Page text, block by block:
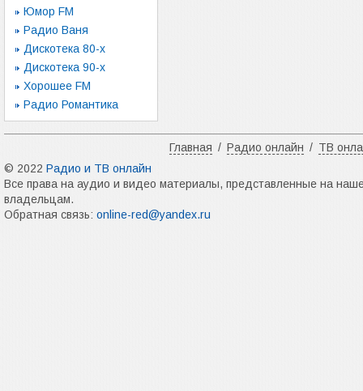
Юмор FM
Радио Ваня
Дискотека 80-х
Дискотека 90-х
Хорошее FM
Радио Романтика
Главная / Радио онлайн / ТВ
© 2022 Радио и ТВ онлайн
Все права на аудио и видео материалы, представленные на
владельцам.
Обратная связь: online-red@yandex.ru